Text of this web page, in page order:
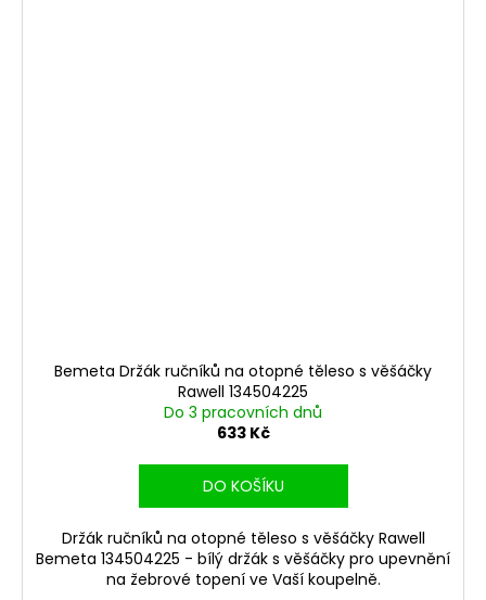
Bemeta Držák ručníků na otopné těleso s věšáčky
Rawell 134504225
Do 3 pracovních dnů
633 Kč
DO KOŠÍKU
Držák ručníků na otopné těleso s věšáčky Rawell
Bemeta 134504225 - bílý držák s věšáčky pro upevnění
na žebrové topení ve Vaší koupelně.